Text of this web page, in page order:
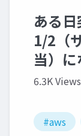
ある
1/2（
当）
6.3K Views
#aws